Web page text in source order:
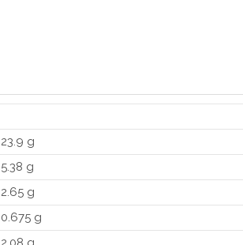
23.9 g
5.38 g
2.65 g
0.675 g